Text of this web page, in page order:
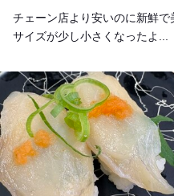
チェーン店より安いのに新鮮で
サイズが少し小さくなったよ...